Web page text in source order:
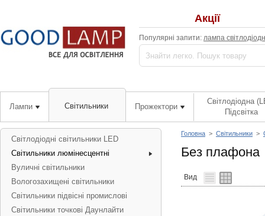
Акції
Популярні запити: лампа
Лампи Світильники Прожектори
Світлодіодна
Підсвітка
Головна > Світильники >
Без плафона
Вид
Світлодіодні світильники LED
Світильники люмінесцентні
Вуличні світильники
Вологозахищені світильники
Світильники підвісні промислові
Світильники точкові Даунлайти